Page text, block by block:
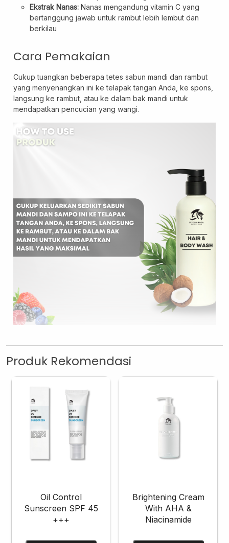
Ekstrak Nanas: Nanas mengandung vitamin C yang
bertanggung jawab untuk rambut lebih lembut dan
berkilau
Cara Pemakaian
Cukup tuangkan beberapa tetes sabun mandi dan rambut
yang menyenangkan ini ke telapak tangan Anda, ke spons,
langsung ke rambut, atau ke dalam bak mandi untuk
mendapatkan pencucian yang wangi.
Produk Rekomendasi
Oil Control
Sunscreen SPF 45
+++
Brightening Cream
With AHA &
Niacinamide